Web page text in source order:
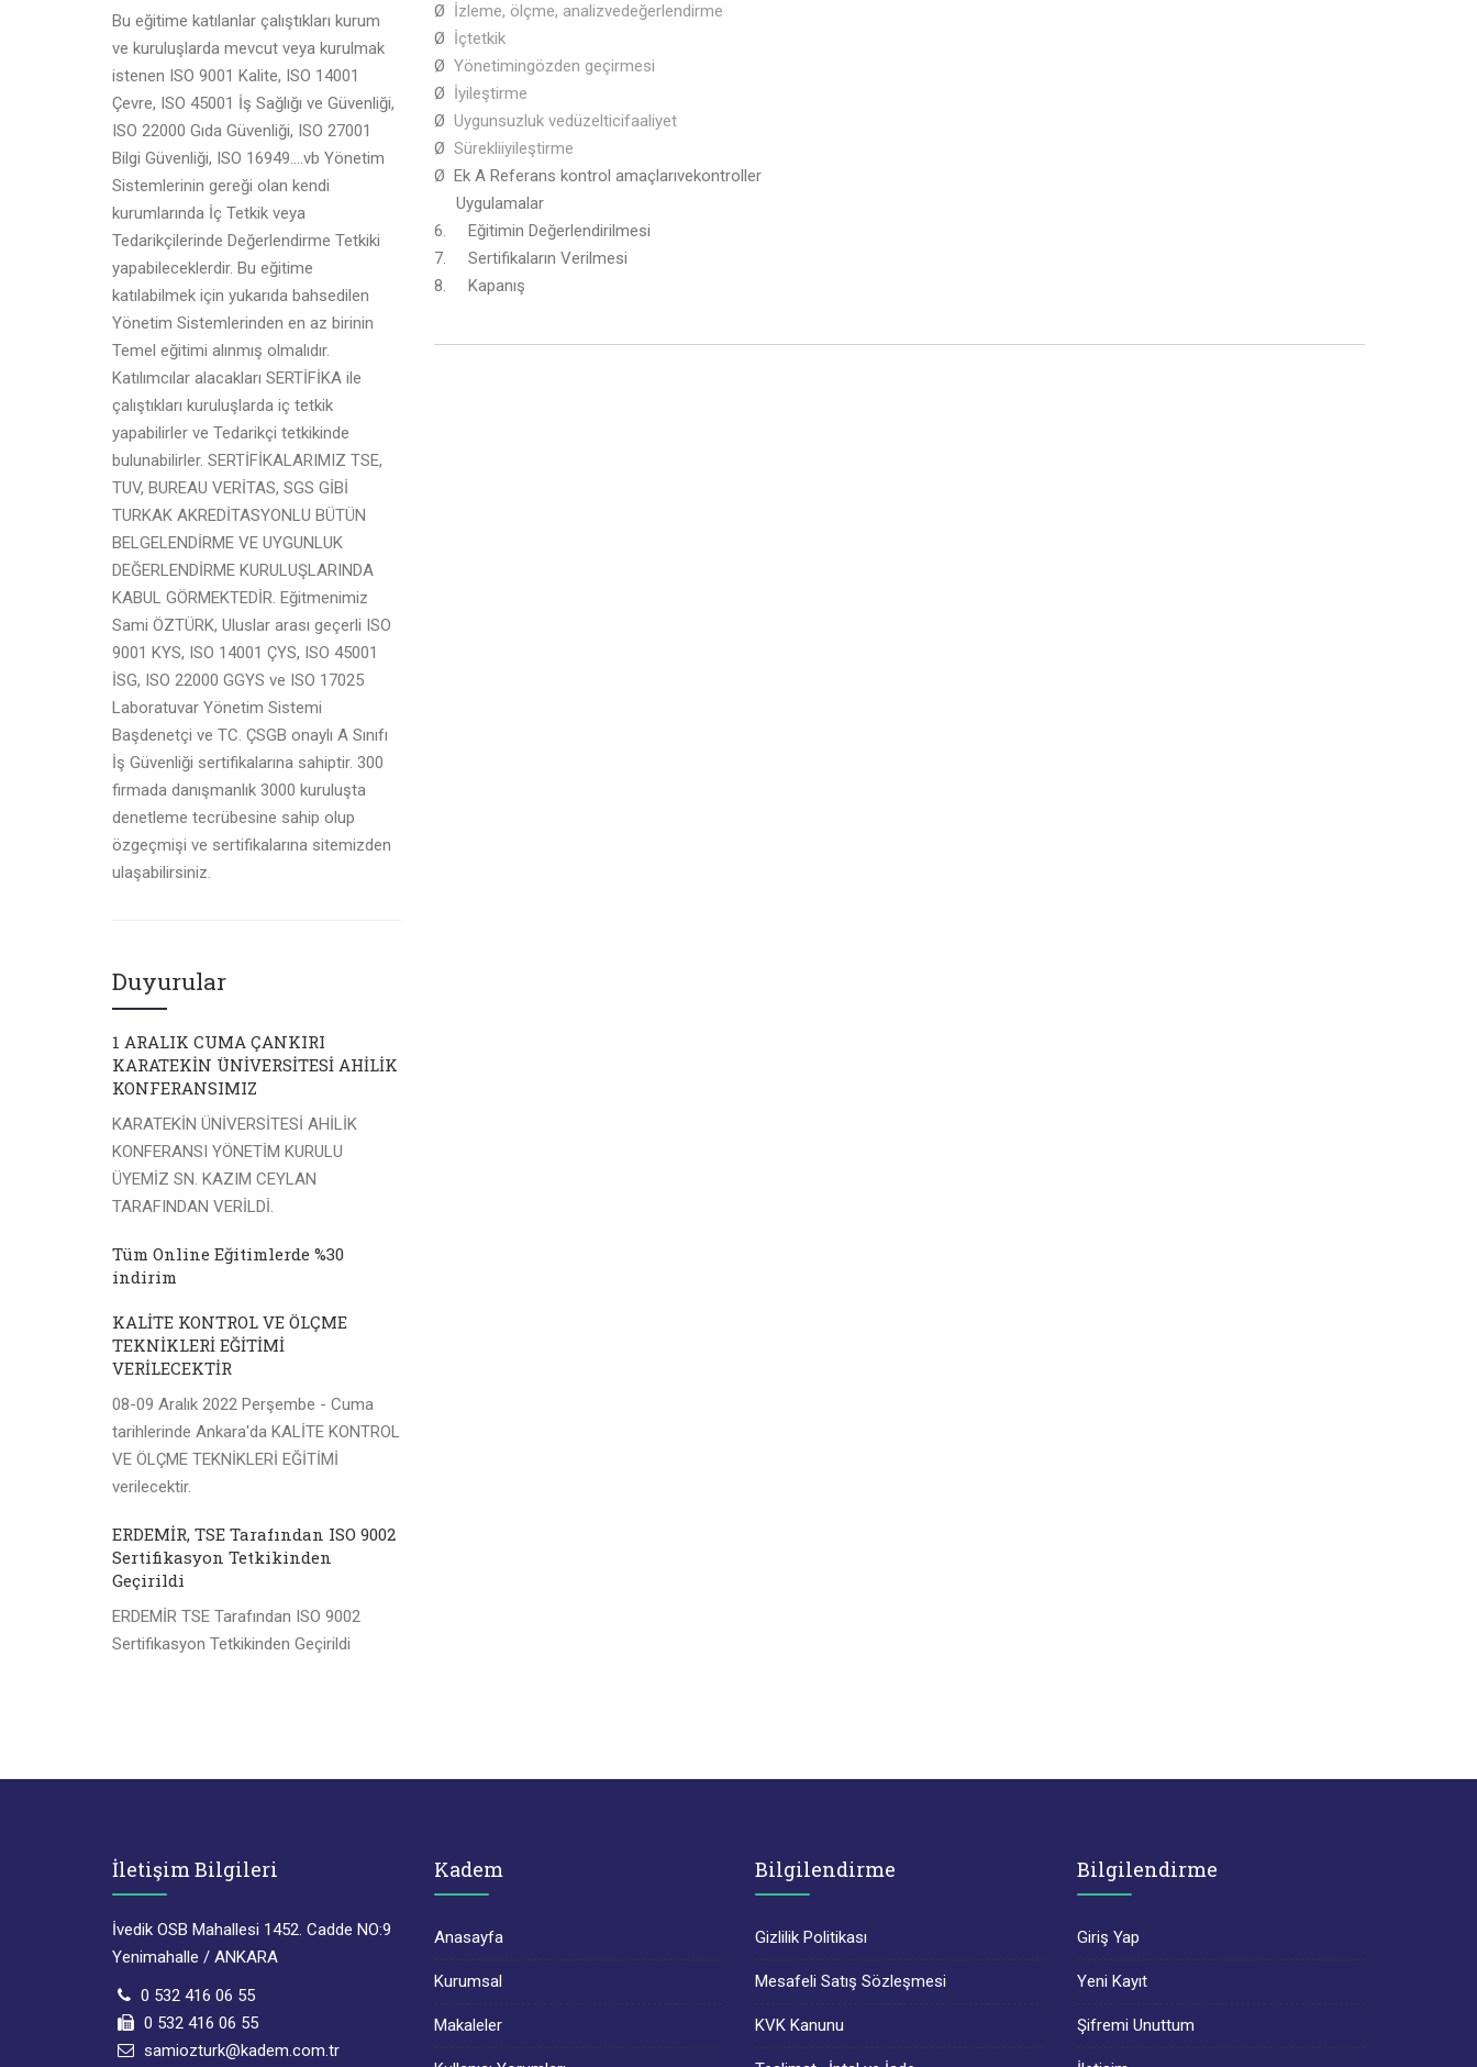
Ø İzleme, ölçme, analizvedeğerlendirme
Ø İçtetkik
Ø Yönetimingözden geçirmesi
Ø İyileştirme
Ø Uygunsuzluk vedüzelticifaaliyet
Ø Sürekliiyileştirme
Ø Ek A Referans kontrol amaçlarıvekontroller
Uygulamalar
6. Eğitimin Değerlendirilmesi
7. Sertifikaların Verilmesi
8. Kapanış
Bu eğitime katılanlar çalıştıkları kurum
ve kuruluşlarda mevcut veya kurulmak
istenen ISO 9001 Kalite, ISO 14001
Çevre, ISO 45001 İş Sağlığı ve Güvenliği,
ISO 22000 Gıda Güvenliği, ISO 27001
Bilgi Güvenliği, ISO 16949….vb Yönetim
Sistemlerinin gereği olan kendi
kurumlarında İç Tetkik veya
Tedarikçilerinde Değerlendirme Tetkiki
yapabileceklerdir. Bu eğitime
katılabilmek için yukarıda bahsedilen
Yönetim Sistemlerinden en az birinin
Temel eğitimi alınmış olmalıdır.
Katılımcılar alacakları SERTİFİKA ile
çalıştıkları kuruluşlarda iç tetkik
yapabilirler ve Tedarikçi tetkikinde
bulunabilirler. SERTİFİKALARIMIZ TSE,
TUV, BUREAU VERİTAS, SGS GİBİ
TURKAK AKREDİTASYONLU BÜTÜN
BELGELENDİRME VE UYGUNLUK
DEĞERLENDİRME KURULUŞLARINDA
KABUL GÖRMEKTEDİR. Eğitmenimiz
Sami ÖZTÜRK, Uluslar arası geçerli ISO
9001 KYS, ISO 14001 ÇYS, ISO 45001
İSG, ISO 22000 GGYS ve ISO 17025
Laboratuvar Yönetim Sistemi
Başdenetçi ve TC. ÇSGB onaylı A Sınıfı
İş Güvenliği sertifikalarına sahiptir. 300
firmada danışmanlık 3000 kuruluşta
denetleme tecrübesine sahip olup
özgeçmişi ve sertifikalarına sitemizden
ulaşabilirsiniz.
Duyurular
1 ARALIK CUMA ÇANKIRI
KARATEKİN ÜNİVERSİTESİ AHİLİK
KONFERANSIMIZ
KARATEKİN ÜNİVERSİTESİ AHİLİK
KONFERANSI YÖNETİM KURULU
ÜYEMİZ SN. KAZIM CEYLAN
TARAFINDAN VERİLDİ.
Tüm Online Eğitimlerde %30
indirim
KALİTE KONTROL VE ÖLÇME
TEKNİKLERİ EĞİTİMİ
VERİLECEKTİR
08-09 Aralık 2022 Perşembe - Cuma
tarihlerinde Ankara'da KALİTE KONTROL
VE ÖLÇME TEKNİKLERİ EĞİTİMİ
verilecektir.
ERDEMİR, TSE Tarafından ISO 9002
Sertifikasyon Tetkikinden
Geçirildi
ERDEMİR TSE Tarafından ISO 9002
Sertifikasyon Tetkikinden Geçirildi
İletişim Bilgileri
İvedik OSB Mahallesi 1452. Cadde NO:9
Yenimahalle / ANKARA
0 532 416 06 55
0 532 416 06 55
samiozturk@kadem.com.tr
Kadem
Anasayfa
Kurumsal
Makaleler
Bilgilendirme
Gizlilik Politikası
Mesafeli Satış Sözleşmesi
KVK Kanunu
Bilgilendirme
Giriş Yap
Yeni Kayıt
Şifremi Unuttum